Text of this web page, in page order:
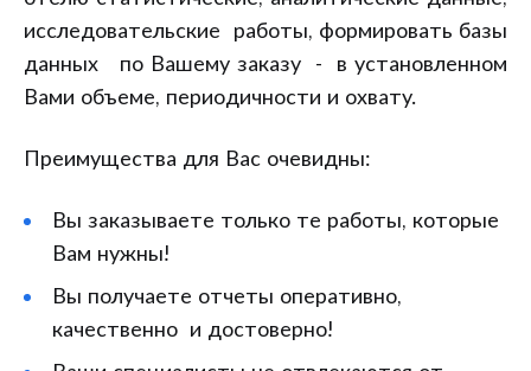
исследовательские работы, формировать базы
данных по Вашему заказу - в установленном
Вами объеме, периодичности и охвату.
Преимущества для Вас очевидны:
Вы заказываете только те работы, которые
Вам нужны!
Вы получаете отчеты оперативно,
качественно и достоверно!